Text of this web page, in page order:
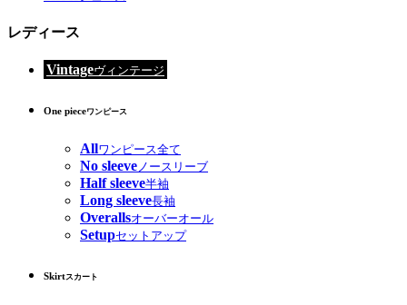
レディース
Vintageヴィンテージ
One pieceワンピース
Allワンピース全て
No sleeveノースリーブ
Half sleeve半袖
Long sleeve長袖
Overallsオーバーオール
Setupセットアップ
Skirtスカート